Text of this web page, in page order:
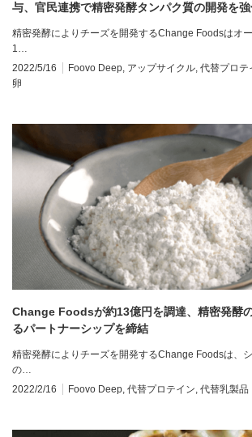
与、官民連携で精密発酵タンパク質の開発を
精密発酵によりチーズを開発するChange Foodsはオ
1…
2022/5/16
Foovo Deep, アップサイクル, 代替プロテ
卵
Change Foodsが約13億円を調達、精密発酵
るパートナーシップを締結
精密発酵によりチーズを開発するChange Foodsは、
の…
2022/2/16
Foovo Deep, 代替プロテイン, 代替乳製品